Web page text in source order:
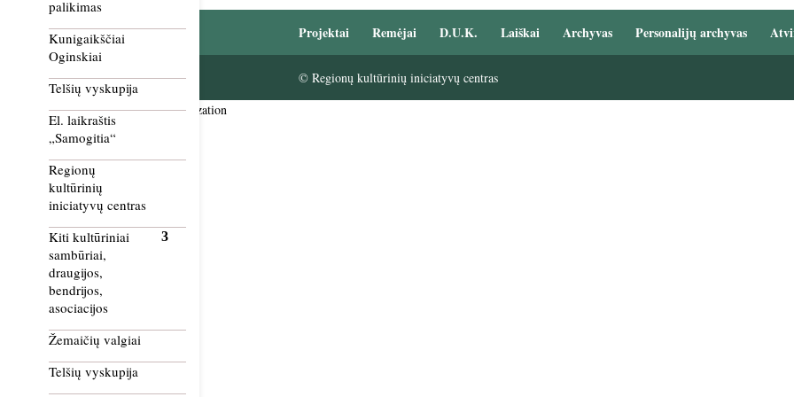
palikimas
Kunigaikščiai
Oginskiai
Telšių vyskupija
El. laikraštis
„Samogitia“
Regionų
kultūrinių
iniciatyvų centras
Kiti kultūriniai
sambūriai,
draugijos,
bendrijos,
asociacijos
Žemaičių valgiai
Telšių vyskupija
Projektai Remėjai D.U.K. Laiškai Archyvas Personalijų archyvas
© Regionų kultūrinių iniciatyvų centras
Smush Image Compression and Optimization